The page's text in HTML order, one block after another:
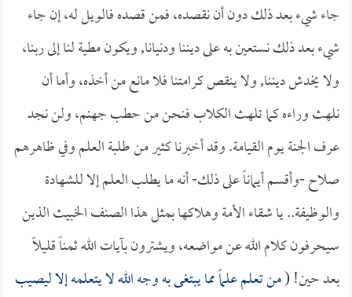
جاء شيء بعد ذلك دون أن نقصده، فمن قصده فالويل له، إن جاء
شيء بعد ذلك نستعين به على ديننا ودنيانا, ويكون مطية لنا إلى ربنا،
ولا يخدش ديننا, ولا ينقص كرامتنا فلا مانع من أخذه، وأما أن
نلهث وراءه كما تلهث الكلاب فنحن من حطب جهنم، ولن نجد
عرف الجنة يوم القيامة. وقد أخبرنا كثير من طلبة العلم وفي ظاهرهم
صلاح -وأقسم أيماناً على ذلك- أنه ما يطلب العلم إلا للشهادة
والوظيفة.. يا شقاء الأمة وهلاكها بمثل هذا الصنف الخبيث الذين
سيحرفون كلام الله عن مواضعه، ويشترون بآيات الله ثمناً قليلاً
بعد حين! (من تعلم علماً مما يبتغى به وجه الله لا يتعلمه إلا ليصيب